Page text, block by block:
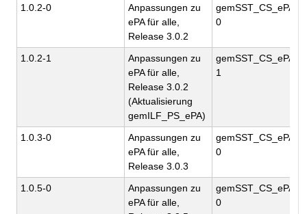
1.0.2-0
Anpassungen zu
ePA für alle,
Release 3.0.2
0
1.0.2-1
Anpassungen zu
ePA für alle,
Release 3.0.2
(Aktualisierung
gemILF_PS_ePA)
1
1.0.3-0
Anpassungen zu
ePA für alle,
Release 3.0.3
0
1.0.5-0
Anpassungen zu
ePA für alle,
0